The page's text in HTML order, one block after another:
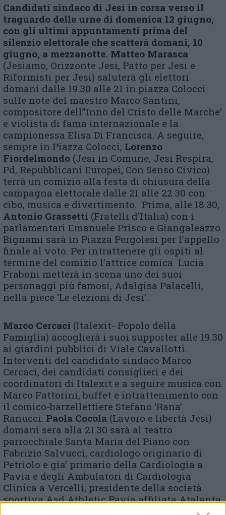
Candidati sindaco di Jesi in corsa verso il
traguardo delle urne di domenica 12 giugno,
con gli ultimi appuntamenti prima del
silenzio elettorale che scatterà domani, 10
giugno, a mezzanotte. Matteo Marasca
(Jesiamo, Orizzonte Jesi, Patto per Jesi e
Riformisti per Jesi) saluterà gli elettori
domani dalle 19.30 alle 21 in piazza Colocci
sulle note del maestro Marco Santini,
compositore dell’’Inno del Cristo delle Marche’
e violista di fama internazionale e la
campionessa Elisa Di Francisca. A seguire,
sempre in Piazza Colocci, Lorenzo
Fiordelmondo (Jesi in Comune, Jesi Respira,
Pd, Repubblicani Europei, Con Senso Civico)
terrà un comizio alla festa di chiusura della
campagna elettorale dalle 21 alle 22.30 con
cibo, musica e divertimento. Prima, alle 18.30,
Antonio Grassetti (Fratelli d’Italia) con i
parlamentari Emanuele Prisco e Giangaleazzo
Bignami sarà in Piazza Pergolesi per l’appello
finale al voto. Per intrattenere gli ospiti al
termine del comizio l’attrice comica Lucia
Fraboni metterà in scena uno dei suoi
personaggi più famosi, Adalgisa Palacelli,
nella piece ‘Le elezioni di Jesi’.
Marco Cercaci (Italexit- Popolo della
Famiglia) accoglierà i suoi supporter alle 19.30
ai giardini pubblici di Viale Cavallotti.
Interventi del candidato sindaco Marco
Cercaci, dei candidati consiglieri e dei
coordinatori di Italexit e a seguire musica con
Marco Fattorini, buffet e intrattenimento con
il comico-barzellettiere Stefano ‘Rana’
Ranucci. Paola Cocola (Lavoro e libertà Jesi)
domani sera alla 21.30 sarà al teatro
parrocchiale Santa Maria del Piano con
Fabrizio Salvucci, cardiologo originario di
Petriolo e gia’ primario della Cardiologia a
Pavia e degli Ambulatori di Cardiologia
Clinica a Vercelli, presidente della società
sportiva Asd Athletic Pavia affiliata Atalanta